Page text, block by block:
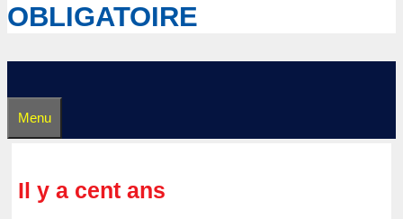
OBLIGATOIRE
Menu
Il y a cent ans